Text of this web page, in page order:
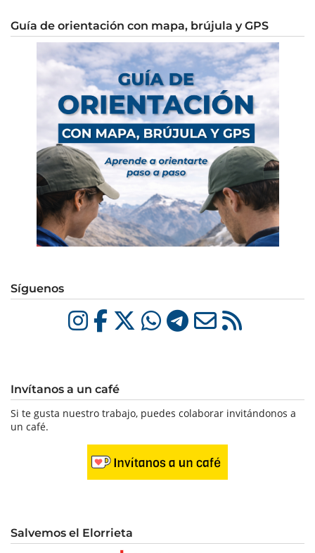
Guía de orientación con mapa, brújula y GPS
Síguenos
Invítanos a un café
Si te gusta nuestro trabajo, puedes colaborar invitándonos a
un café.
Salvemos el Elorrieta